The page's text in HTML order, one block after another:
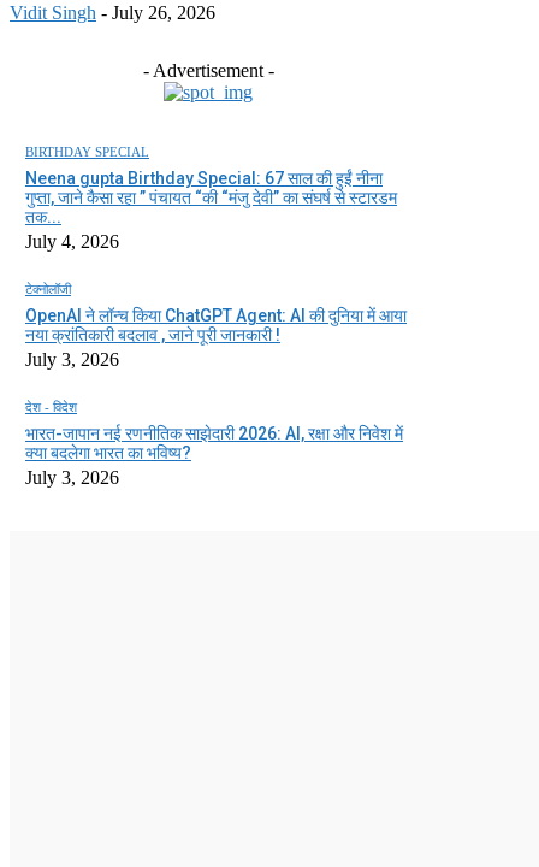
Vidit Singh - July 26, 2026
- Advertisement -
BIRTHDAY SPECIAL
Neena gupta Birthday Special: 67 साल की हुईं नीना
गुप्ता, जाने कैसा रहा ” पंचायत “की “मंजु देवी” का संघर्ष से स्टारडम
तक...
July 4, 2026
टेक्नोलॉजी
OpenAI ने लॉन्च किया ChatGPT Agent: AI की दुनिया में आया
नया क्रांतिकारी बदलाव , जाने पूरी जानकारी !
July 3, 2026
देश - विदेश
भारत-जापान नई रणनीतिक साझेदारी 2026: AI, रक्षा और निवेश में
क्या बदलेगा भारत का भविष्य?
July 3, 2026